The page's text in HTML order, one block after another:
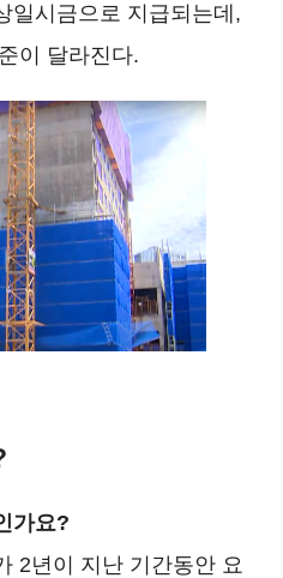
일시금으로 지급되는데,
이 달라진다.
가요?
2년이 지난 기간동안 요